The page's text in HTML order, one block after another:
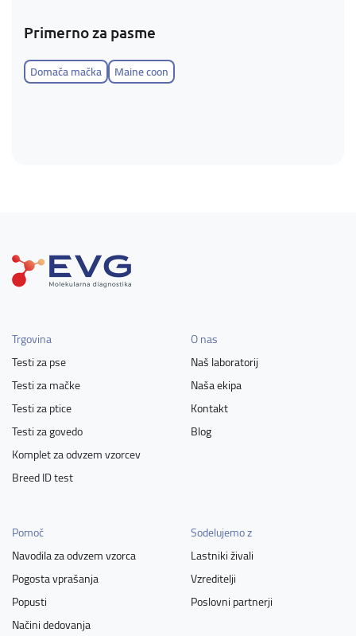
Primerno za pasme
Domača mačka Maine coon
Trgovina
Testi za pse
Testi za mačke
Testi za ptice
Testi za govedo
Komplet za odvzem vzorcev
Breed ID test
O nas
Naš laboratorij
Naša ekipa
Kontakt
Blog
Pomoč
Navodila za odvzem vzorca
Pogosta vprašanja
Popusti
Načini dedovanja
Sodelujemo z
Lastniki živali
Vzreditelji
Poslovni partnerji